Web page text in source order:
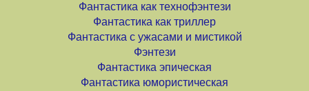
Фантастика как технофэнтези
Фантастика как триллер
Фантастика с ужасами и мистикой
Фэнтези
Фантастика эпическая
Фантастика юмористическая